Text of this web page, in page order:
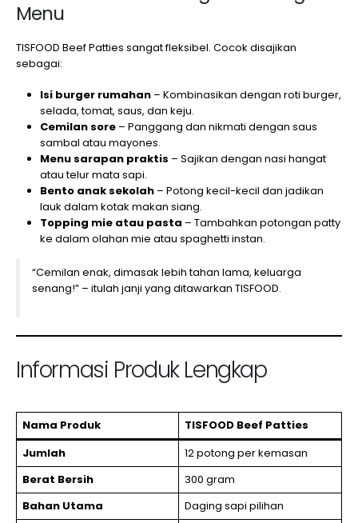
Menu
TISFOOD Beef Patties sangat fleksibel. Cocok disajikan
sebagai:
Isi burger rumahan– Kombinasikan dengan roti burger,
selada, tomat, saus, dan keju.
Cemilan sore– Panggang dan nikmati dengan saus
sambal atau mayones.
Menu sarapan praktis – Sajikan dengan nasi hangat
atau telur mata sapi.
Bento anak sekolah– Potong kecil-kecil dan jadikan
lauk dalam kotak makan siang.
Topping mie atau pasta – Tambahkan potongan patty
ke dalam olahan mie atau spaghetti instan.
“Cemilan enak, dimasak lebih tahan lama, keluarga
senang!” – itulah janji yang ditawarkan TISFOOD.
Informasi Produk Lengkap
Nama Produk
TISFOOD Beef Patties
Jumlah
12 potong per kemasan
Berat Bersih
300 gram
Bahan Utama
Daging sapi pilihan